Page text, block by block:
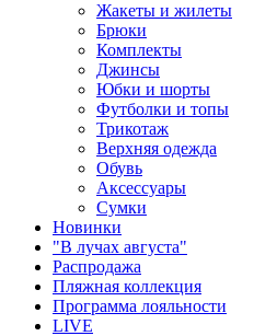
Жакеты и жилеты
Брюки
Комплекты
Джинсы
Юбки и шорты
Футболки и топы
Трикотаж
Верхняя одежда
Обувь
Аксессуары
Сумки
Новинки
"В лучах августа"
Распродажа
Пляжная коллекция
Программа лояльности
LIVE